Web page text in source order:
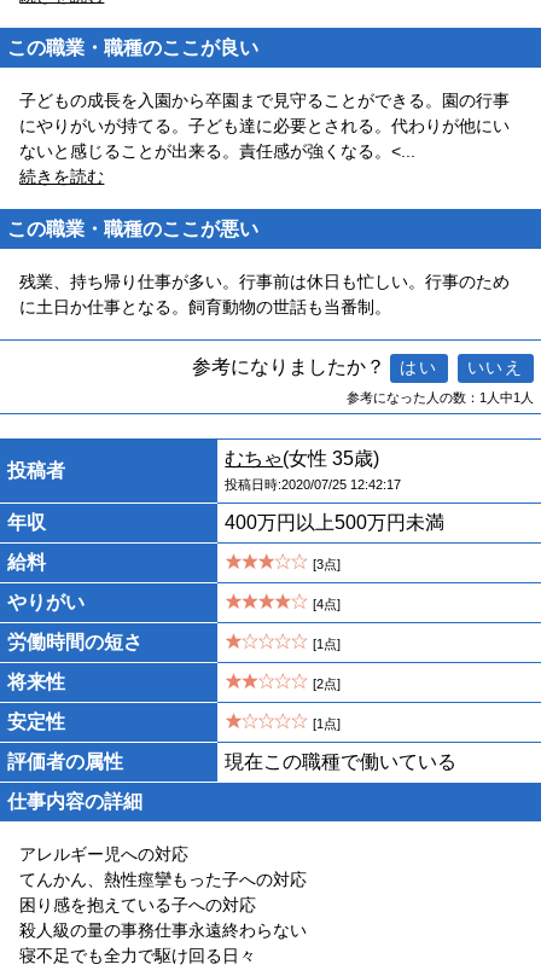
この職業・職種のここが良い
子どもの成長を入園から卒園まで見守ることができる。園の行事
にやりがいが持てる。子ども達に必要とされる。代わりが他にい
ないと感じることが出来る。責任感が強くなる。<
続きを読む
この職業・職種のここが悪い
残業、持ち帰り仕事が多い。行事前は休日も忙しい。行事のため
に土日か仕事となる。飼育動物の世話も当番制。
参考になりましたか？
参考になった人の数：1人中1人
投稿者
むちゃ(女性 35歳)
投稿日時:2020/07/25 12:42:17
年収
400万円以上500万円未満
給料
[3点]
やりがい [4点]
労働時間の短さ [1点]
将来性 [2点]
安定性 [1点]
評価者の属性
現在この職種で働いている
仕事内容の詳細
アレルギー児への対応
てんかん、熱性痙攣もった子への対応
困り感を抱えている子への対応
殺人級の量の事務仕事永遠終わらない
寝不足でも全力で駆け回る日々